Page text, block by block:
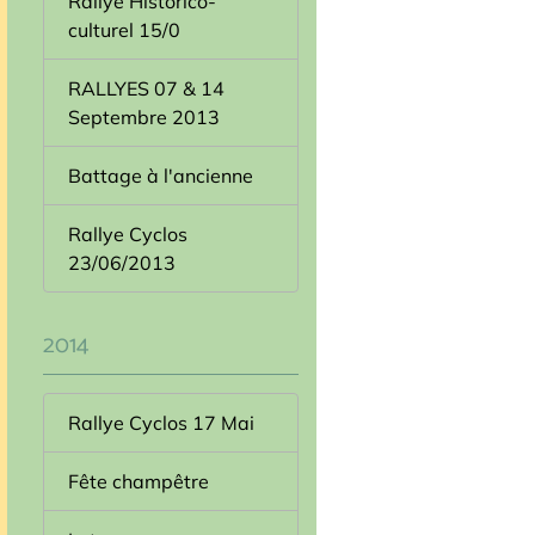
culturel 15/0
RALLYES 07 & 14
Septembre 2013
Battage à l'ancienne
Rallye Cyclos
23/06/2013
2014
Rallye Cyclos 17 Mai
Fête champêtre